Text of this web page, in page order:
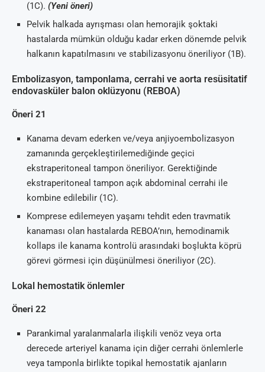
(1C). (Yeni öneri)
Pelvik halkada ayrışması olan hemorajik şoktaki
hastalarda mümkün olduğu kadar erken dönemde pelvik
halkanın kapatılmasını ve stabilizasyonu öneriliyor (1B).
Embolizasyon, tamponlama, cerrahi ve aorta resüsitatif
endovasküler balon oklüzyonu (REBOA)
Öneri 21
Kanama devam ederken ve/veya anjiyoembolizasyon
zamanında gerçekleştirilemediğinde geçici
ekstraperitoneal tampon öneriliyor. Gerektiğinde
ekstraperitoneal tampon açık abdominal cerrahi ile
kombine edilebilir (1C).
Komprese edilemeyen yaşamı tehdit eden travmatik
kanaması olan hastalarda REBOA’nın, hemodinamik
kollaps ile kanama kontrolü arasındaki boşlukta köprü
görevi görmesi için düşünülmesi öneriliyor (2C).
Lokal hemostatik önlemler
Öneri 22
Parankimal yaralanmalarla ilişkili venöz veya orta
derecede arteriyel kanama için diğer cerrahi önlemlerle
veya tamponla birlikte topikal hemostatik ajanların